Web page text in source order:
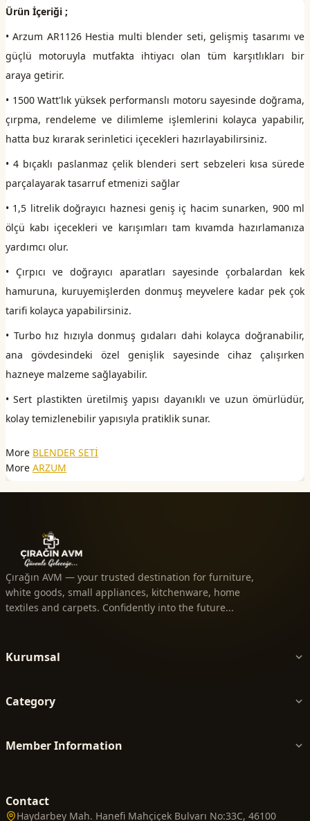
Ürün İçeriği ;
• Arzum AR1126 Hestia multi blender seti, gelişmiş tasarımı ve
güçlü motoruyla mutfakta ihtiyacı olan tüm karşıtlıkları bir
araya getirir.
• 1500 Watt'lık yüksek performanslı motoru sayesinde doğrama,
çırpma, rendeleme ve dilimleme işlemlerini kolayca yapabilir,
hatta buz kırarak serinletici içecekleri hazırlayabilirsiniz.
• 4 bıçaklı paslanmaz çelik blenderi sert sebzeleri kısa sürede
parçalayarak tasarruf etmenizi sağlar
• 1,5 litrelik doğrayıcı haznesi geniş iç hacim sunarken, 900 ml
ölçü kabı içecekleri ve karışımları tam kıvamda hazırlamanıza
yardımcı olur.
• Çırpıcı ve doğrayıcı aparatları sayesinde çorbalardan kek
hamuruna, kuruyemişlerden donmuş meyvelere kadar pek çok
tarifi kolayca yapabilirsiniz.
• Turbo hız hızıyla donmuş gıdaları dahi kolayca doğranabilir,
ana gövdesindeki özel genişlik sayesinde cihaz çalışırken
hazneye malzeme sağlayabilir.
• Sert plastikten üretilmiş yapısı dayanıklı ve uzun ömürlüdür,
kolay temizlenebilir yapısıyla pratiklik sunar.
More BLENDER SETİ
More ARZUM
Çırağın AVM — your trusted destination for furniture,
white goods, small appliances, kitchenware, home
textiles and carpets. Confidently into the future...
Kurumsal
Category
Member Information
Contact
Haydarbey Mah. Hanefi Mahçiçek Bulvarı No:33C, 46100